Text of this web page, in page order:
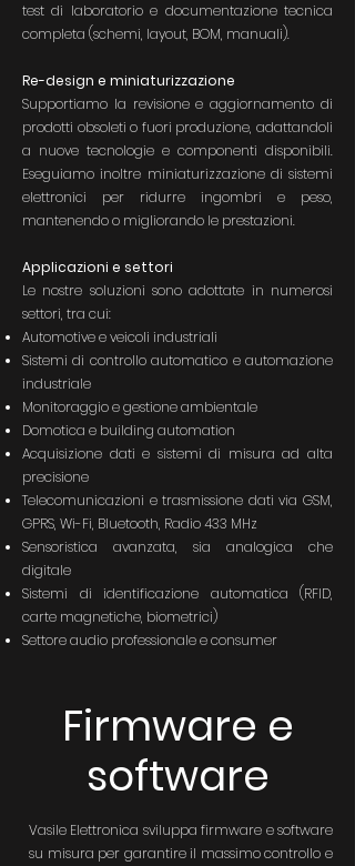
test di laboratorio e documentazione tecnica
completa (schemi, layout, BOM, manuali).
Re-design e miniaturizzazione
Supportiamo la revisione e aggiornamento di
prodotti obsoleti o fuori produzione, adattandoli
a nuove tecnologie e componenti disponibili.
Eseguiamo inoltre miniaturizzazione di sistemi
elettronici per ridurre ingombri e peso,
mantenendo o migliorando le prestazioni.
Applicazioni e settori
Le nostre soluzioni sono adottate in numerosi
settori, tra cui:
Automotive e veicoli industriali
Sistemi di controllo automatico e automazione
industriale
Monitoraggio e gestione ambientale
Domotica e building automation
Acquisizione dati e sistemi di misura ad alta
precisione
Telecomunicazioni e trasmissione dati via GSM,
GPRS, Wi-Fi, Bluetooth, Radio 433 MHz
Sensoristica avanzata, sia analogica che
digitale
Sistemi di identificazione automatica (RFID,
carte magnetiche, biometrici)
Settore audio professionale e consumer
Firmware e
software
Vasile Elettronica sviluppa firmware e software
su misura per garantire il massimo controllo e